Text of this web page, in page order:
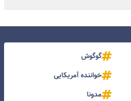
گوگوش
خواننده آمریکایی
مدونا